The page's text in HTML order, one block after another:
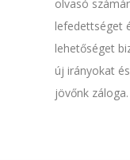
olvasó
lefedettséget
lehetőséget
új irányokat
jövőnk záloga.